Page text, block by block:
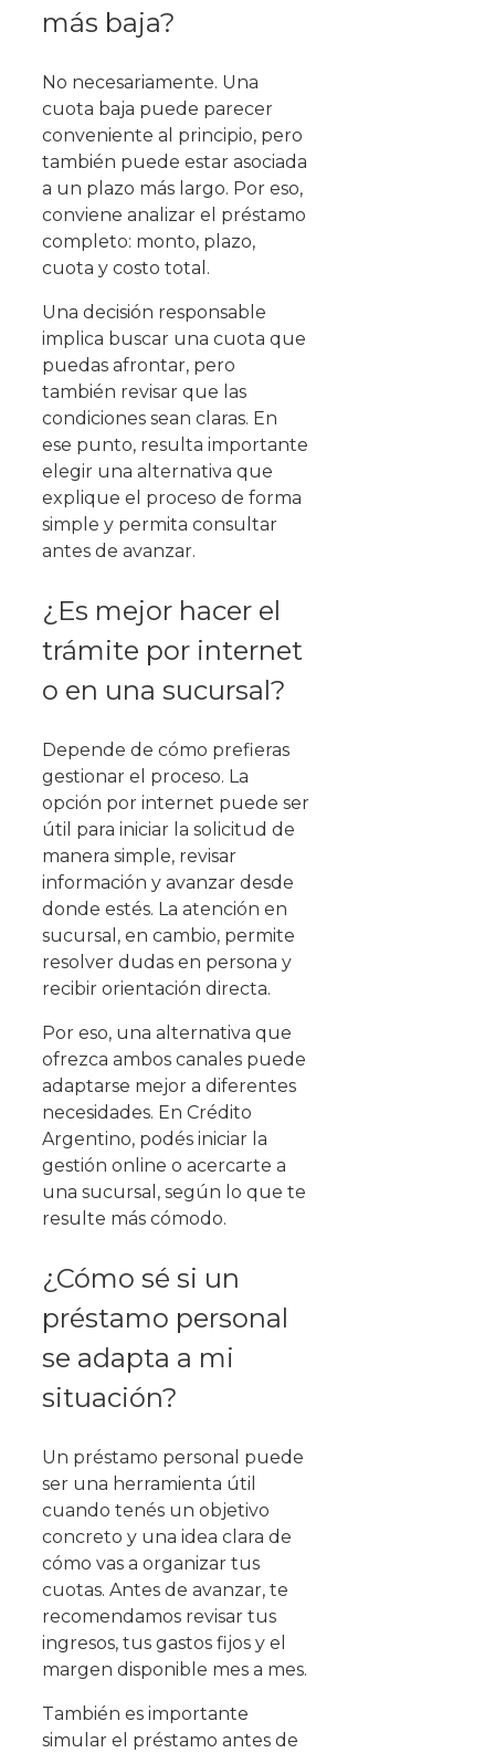
más baja?
No necesariamente. Una
cuota baja puede parecer
conveniente al principio, pero
también puede estar asociada
a un plazo más largo. Por eso,
conviene analizar el préstamo
completo: monto, plazo,
cuota y costo total.
Una decisión responsable
implica buscar una cuota que
puedas afrontar, pero
también revisar que las
condiciones sean claras. En
ese punto, resulta importante
elegir una alternativa que
explique el proceso de forma
simple y permita consultar
antes de avanzar.
¿Es mejor hacer el
trámite por internet
o en una sucursal?
Depende de cómo prefieras
gestionar el proceso. La
opción por internet puede ser
útil para iniciar la solicitud de
manera simple, revisar
información y avanzar desde
donde estés. La atención en
sucursal, en cambio, permite
resolver dudas en persona y
recibir orientación directa.
Por eso, una alternativa que
ofrezca ambos canales puede
adaptarse mejor a diferentes
necesidades. En Crédito
Argentino, podés iniciar la
gestión online o acercarte a
una sucursal, según lo que te
resulte más cómodo.
¿Cómo sé si un
préstamo personal
se adapta a mi
situación?
Un préstamo personal puede
ser una herramienta útil
cuando tenés un objetivo
concreto y una idea clara de
cómo vas a organizar tus
cuotas. Antes de avanzar, te
recomendamos revisar tus
ingresos, tus gastos fijos y el
margen disponible mes a mes.
También es importante
simular el préstamo antes de